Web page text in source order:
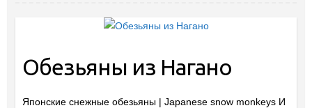
Обезьяны из Нагано
Японские снежные обезьяны | Japanese snow monkeys И